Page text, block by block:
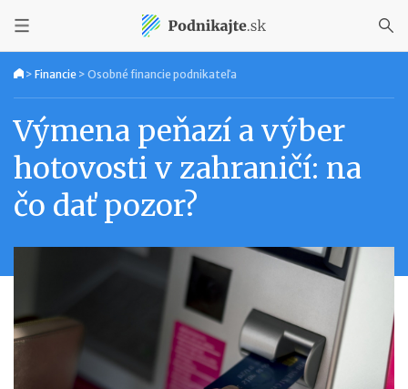
> Financie > Osobné financie podnikateľa
Výmena peňazí a výber
hotovosti v zahraničí: na
čo dať pozor?